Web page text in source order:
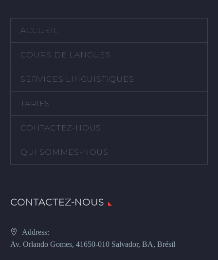
ACCUEIL
COURS DE LANGUES
SERVICES LINGUISTIQUES
TARIFS
CONTACTEZ-NOUS
QUI SOMMES-NOUS
CONTACTEZ-NOUS
Address:
Av. Orlando Gomes, 41650-010 Salvador, BA, Brésil